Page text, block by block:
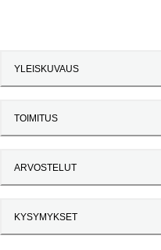
YLEISKUVAUS
TOIMITUS
ARVOSTELUT
KYSYMYKSET